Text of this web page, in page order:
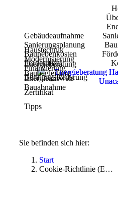
Gebäudeaufnahme
Haustechnik
Energieberatung
Energieausweis
Zertifikat
Tipps
Sanierungsplanung
Modernisierung
Baubegleitung
Bauabnahme
Baunebenkosten
Finanzierung
Fördermittel
Beratungsförderung
Sie befinden sich hier:
Start
Cookie-Richtlinie (E…